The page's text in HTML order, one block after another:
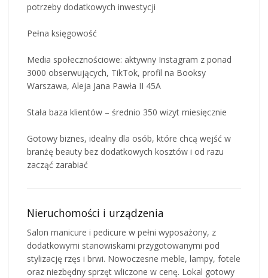
potrzeby dodatkowych inwestycji
Pełna księgowość
Media społecznościowe: aktywny Instagram z ponad
3000 obserwujących, TikTok, profil na Booksy
Warszawa, Aleja Jana Pawła II 45A
Stała baza klientów – średnio 350 wizyt miesięcznie
Gotowy biznes, idealny dla osób, które chcą wejść w
branżę beauty bez dodatkowych kosztów i od razu
zacząć zarabiać
Nieruchomości i urządzenia
Salon manicure i pedicure w pełni wyposażony, z
dodatkowymi stanowiskami przygotowanymi pod
stylizację rzęs i brwi. Nowoczesne meble, lampy, fotele
oraz niezbędny sprzęt wliczone w cenę. Lokal gotowy